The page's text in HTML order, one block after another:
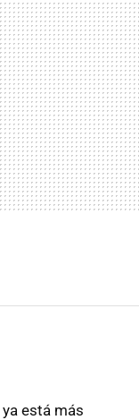
ya está más